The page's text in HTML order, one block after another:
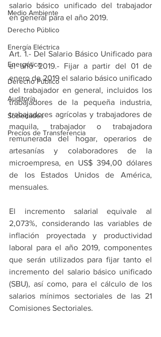
Medio Ambiente
Derecho Público
Energía Eléctrica
Energética
Derecho Público
Auditoría
Sociedades
Precios de Transferencia
salario básico unificado del trabajador
en general para el año 2019.
Art. 1.- Del Salario Básico Unificado para
el año 2019.- Fijar a partir del 01 de
enero de 2019 el salario básico unificado
del trabajador en general, incluidos los
trabajadores de la pequeña industria,
trabajadores agrícolas y trabajadores de
maquila, trabajador o trabajadora
remunerada del hogar, operarios de
artesanías y colaboradores de la
microempresa, en US$ 394,00 dólares
de los Estados Unidos de América,
mensuales.
El incremento salarial equivale al
2,073%, considerando las variables de
inflación proyectada y productividad
laboral para el año 2019, componentes
que serán utilizados para fijar tanto el
incremento del salario básico unificado
(SBU), así como, para el cálculo de los
salarios mínimos sectoriales de las 21
Comisiones Sectoriales.